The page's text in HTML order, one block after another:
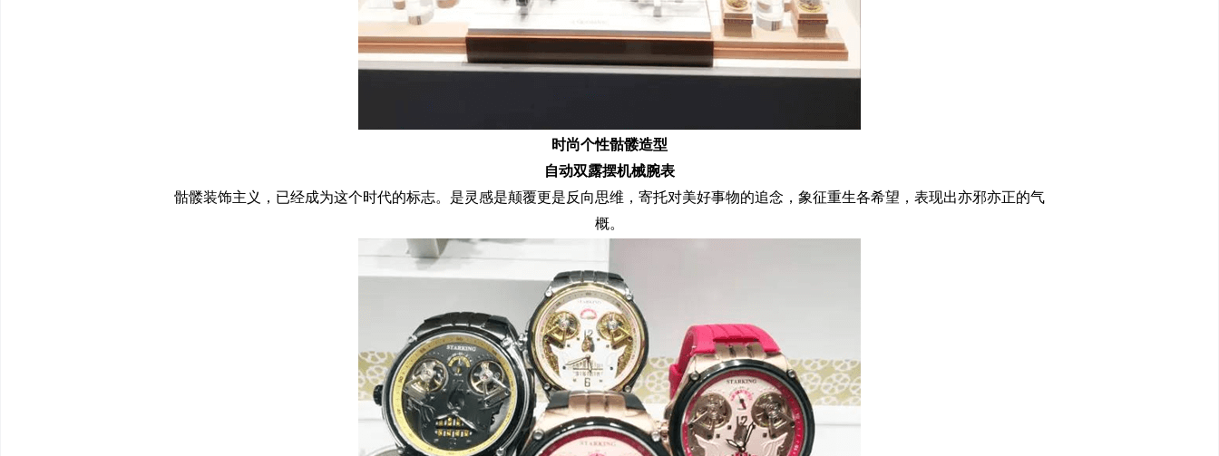
时尚个性骷髅造型
自动双露摆机械腕表
骷髅装饰主义，已经成为这个时代的标志。是灵感是颠覆更是反向思维，寄托对美好事物的追念，象征重生各希望，表现出亦邪亦正的气
概。